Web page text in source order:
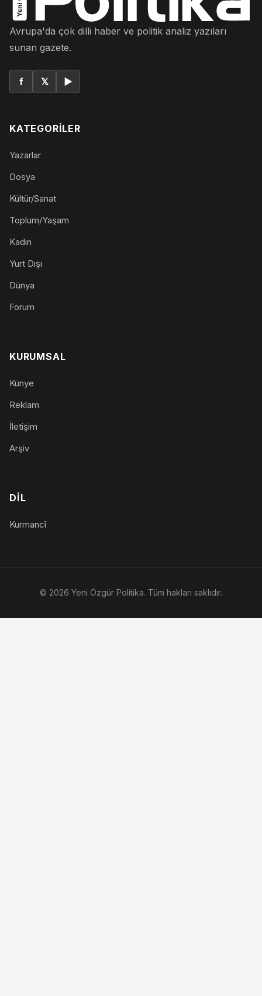
Avrupa'da çok dilli haber ve politik analiz yazıları
sunan gazete.
f 𝕏 ▶
KATEGORILER
Yazarlar
Dosya
Kültür/Sanat
Toplum/Yaşam
Kadın
Yurt Dışı
Dünya
Forum
KURUMSAL
Künye
Reklam
İletişim
Arşiv
DIL
Kurmancî
© 2026 Yeni Özgür Politika. Tüm hakları saklıdır.